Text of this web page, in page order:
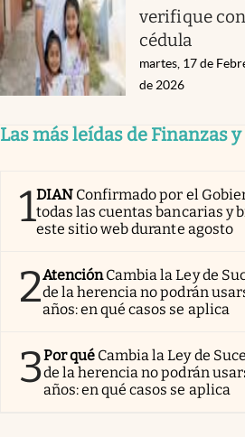
verifique
cédula
martes, 17 de
de 2026
Las más leídas de Finanzas
1DIAN Confirmado por el
todas las cuentas bancarias y
este sitio web durante agosto
2AtenciónCambia la Ley de
de la herencia no podrán
años: en qué casos se aplica
3Por qué Cambia la Ley de
de la herencia no podrán
años: en qué casos se aplica